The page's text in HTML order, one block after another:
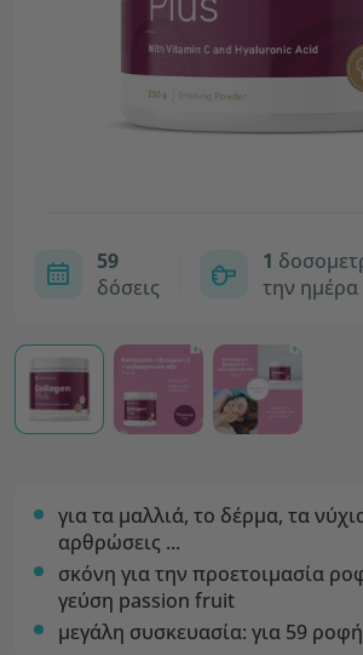
59
δόσεις
1
την ημέρα
για τα μαλλιά, το δέρμα, τα
αρθρώσεις ...
σκόνη για την προετοιμασία
γεύση passion fruit
μεγάλη συσκευασία: για 59